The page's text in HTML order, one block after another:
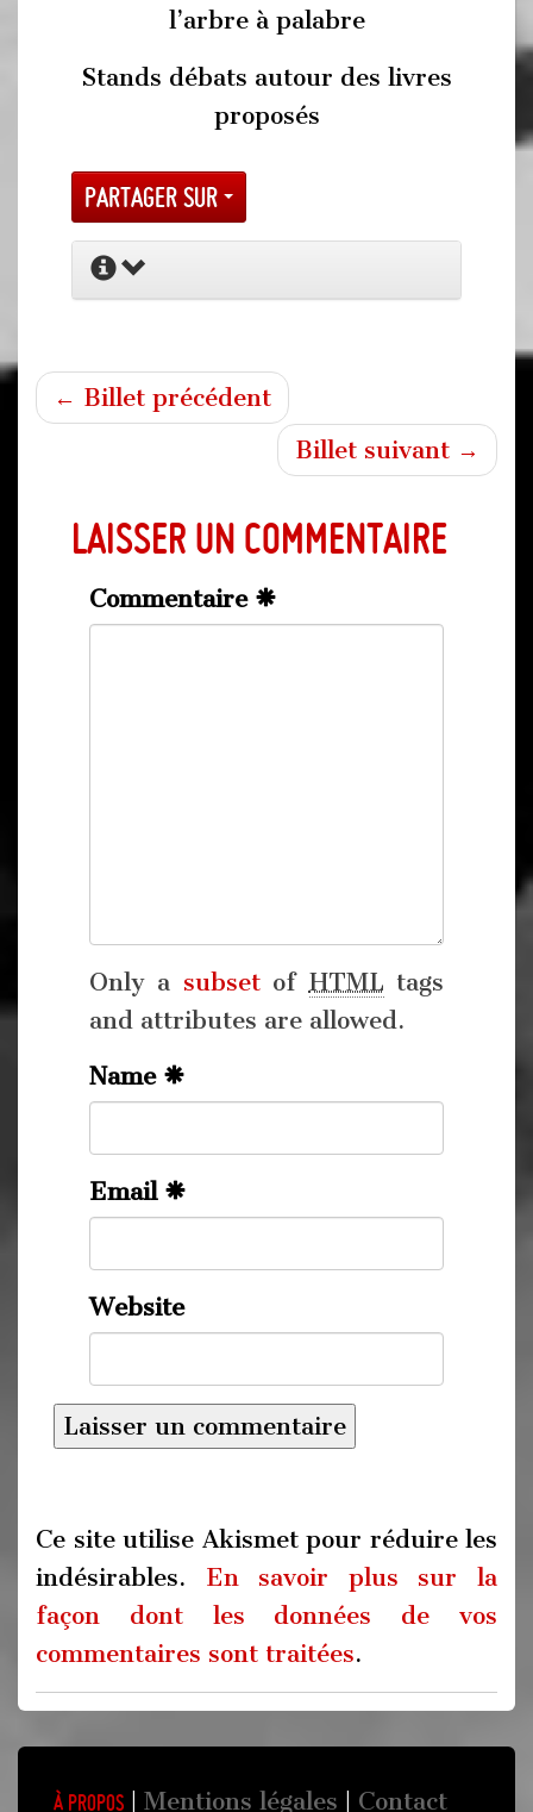
l’arbre à palabre
Stands débats autour des livres
proposés
Partager sur
← Billet précédent
Billet suivant →
Laisser un commentaire
Commentaire
Only a subsetof HTML tags
and attributes are allowed.
Name
Email
Website
Ce site utilise Akismet pour réduire les
indésirables. En savoir plus sur la
façon dont les données de vos
commentaires sont traitées.
À propos Mentions légales Contact